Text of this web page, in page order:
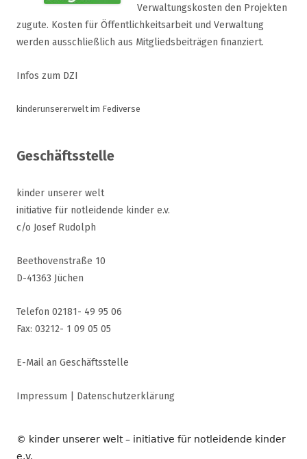
Verwaltungskosten den Projekten
zugute. Kosten für Öffentlichkeitsarbeit und Verwaltung
werden ausschließlich aus Mitgliedsbeiträgen finanziert.
Infos zum DZI
kinderunsererwelt im Fediverse
Geschäftsstelle
kinder unserer welt
initiative für notleidende kinder e.v.
c/o Josef Rudolph
Beethovenstraße 10
D-41363 Jüchen
Telefon 02181- 49 95 06
Fax: 03212- 1 09 05 05
E-Mail an Geschäftsstelle
Impressum Datenschutzerklärung
© kinder unserer welt – initiative für notleidende kinder
e.v.